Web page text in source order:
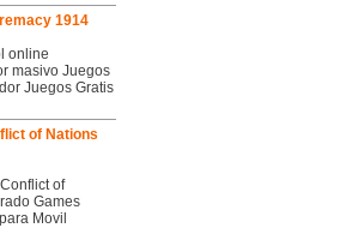
1914
online
masivo Juegos
Juegos Gratis
of Nations
of
Games
Movil